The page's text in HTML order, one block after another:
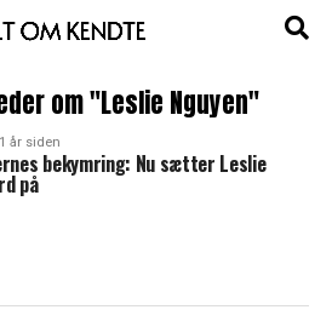
om "Leslie Nguyen"
1 år siden
bekymring: Nu sætter Leslie
på